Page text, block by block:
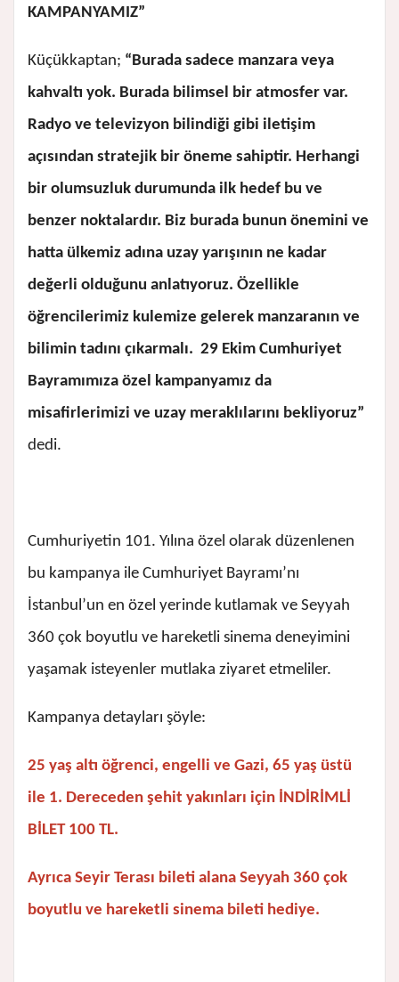
KAMPANYAMIZ”
Küçükkaptan; “Burada sadece manzara veya
kahvaltı yok. Burada bilimsel bir atmosfer var.
Radyo ve televizyon bilindiği gibi iletişim
açısından stratejik bir öneme sahiptir. Herhangi
bir olumsuzluk durumunda ilk hedef bu ve
benzer noktalardır. Biz burada bunun önemini ve
hatta ülkemiz adına uzay yarışının ne kadar
değerli olduğunu anlatıyoruz. Özellikle
öğrencilerimiz kulemize gelerek manzaranın ve
bilimin tadını çıkarmalı. 29 Ekim Cumhuriyet
Bayramımıza özel kampanyamız da
misafirlerimizi ve uzay meraklılarını bekliyoruz”
dedi.
Cumhuriyetin 101. Yılına özel olarak düzenlenen
bu kampanya ile Cumhuriyet Bayramı’nı
İstanbul’un en özel yerinde kutlamak ve Seyyah
360 çok boyutlu ve hareketli sinema deneyimini
yaşamak isteyenler mutlaka ziyaret etmeliler.
Kampanya detayları şöyle:
25 yaş altı öğrenci, engelli ve Gazi, 65 yaş üstü
ile 1. Dereceden şehit yakınları için İNDİRİMLİ
BİLET 100 TL.
Ayrıca Seyir Terası bileti alana Seyyah 360 çok
boyutlu ve hareketli sinema bileti hediye.